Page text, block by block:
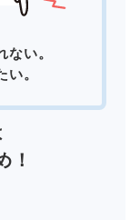
ない。
。
！